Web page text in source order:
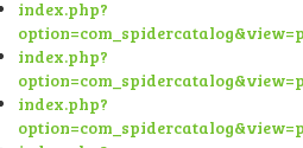
index.php?
index.php?
index.php?